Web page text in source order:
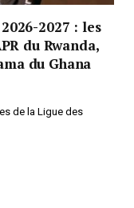
2027 : les
du Rwanda,
du Ghana
de la Ligue des